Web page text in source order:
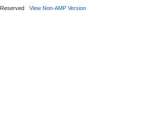
View Non-AMP Version